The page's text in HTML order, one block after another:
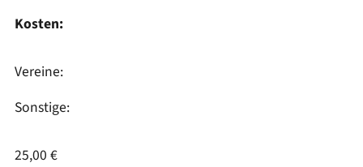
Kosten:
Vereine:
Sonstige:
25,00 €